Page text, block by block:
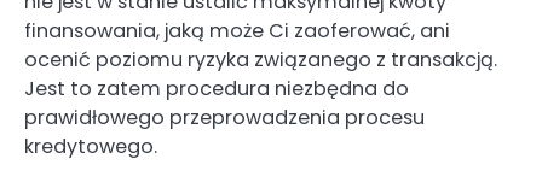
finansowania, jaką może Ci zaoferować, ani
ocenić poziomu ryzyka związanego z transakcją.
Jest to zatem procedura niezbędna do
prawidłowego przeprowadzenia procesu
kredytowego.